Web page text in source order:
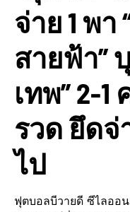
จ่าย 1 พา
สายฟ้า”
เทพ” 2-
รวด ยึดจ่
ไป
ฟุตบอลบีวายดี ซีไลออ